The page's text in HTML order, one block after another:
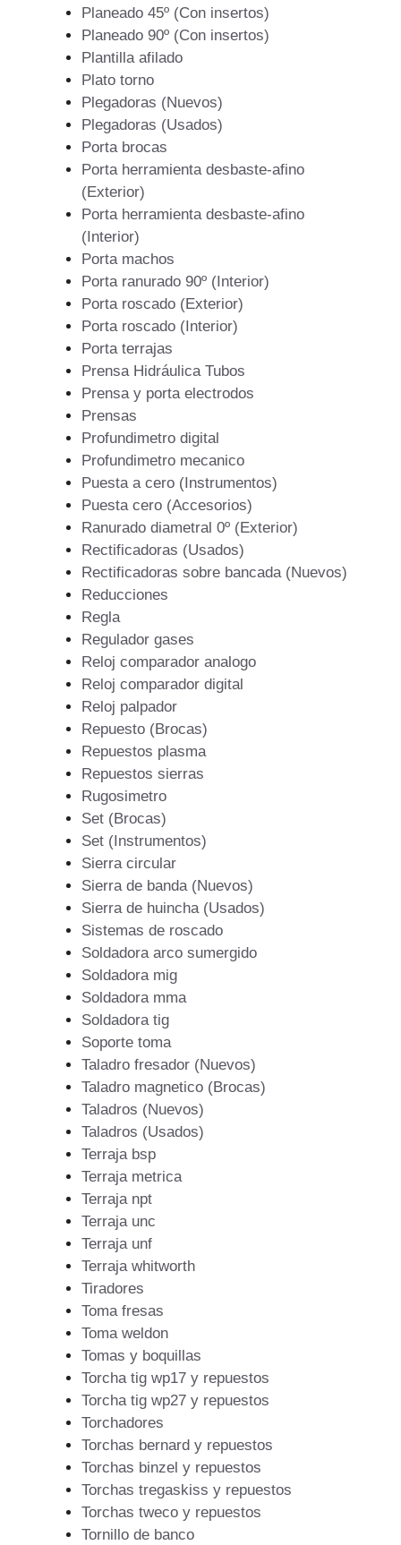
Planeado 45º (Con insertos)
Planeado 90º (Con insertos)
Plantilla afilado
Plato torno
Plegadoras (Nuevos)
Plegadoras (Usados)
Porta brocas
Porta herramienta desbaste-afino
(Exterior)
Porta herramienta desbaste-afino
(Interior)
Porta machos
Porta ranurado 90º (Interior)
Porta roscado (Exterior)
Porta roscado (Interior)
Porta terrajas
Prensa Hidráulica Tubos
Prensa y porta electrodos
Prensas
Profundimetro digital
Profundimetro mecanico
Puesta a cero (Instrumentos)
Puesta cero (Accesorios)
Ranurado diametral 0º (Exterior)
Rectificadoras (Usados)
Rectificadoras sobre bancada (Nuevos)
Reducciones
Regla
Regulador gases
Reloj comparador analogo
Reloj comparador digital
Reloj palpador
Repuesto (Brocas)
Repuestos plasma
Repuestos sierras
Rugosimetro
Set (Brocas)
Set (Instrumentos)
Sierra circular
Sierra de banda (Nuevos)
Sierra de huincha (Usados)
Sistemas de roscado
Soldadora arco sumergido
Soldadora mig
Soldadora mma
Soldadora tig
Soporte toma
Taladro fresador (Nuevos)
Taladro magnetico (Brocas)
Taladros (Nuevos)
Taladros (Usados)
Terraja bsp
Terraja metrica
Terraja npt
Terraja unc
Terraja unf
Terraja whitworth
Tiradores
Toma fresas
Toma weldon
Tomas y boquillas
Torcha tig wp17 y repuestos
Torcha tig wp27 y repuestos
Torchadores
Torchas bernard y repuestos
Torchas binzel y repuestos
Torchas tregaskiss y repuestos
Torchas tweco y repuestos
Tornillo de banco